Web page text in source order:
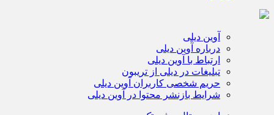
آوین دیلی
درباره آوین دیلی
ارتباط با آوین دیلی
تبلیغات در دیلی از تریبون
حریم شخصی کاربران آوین دیلی
شرایط بازنشر محتوا در آوین دیلی